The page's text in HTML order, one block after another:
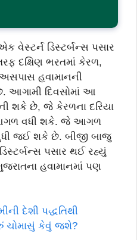
વેસ્ટર્ન ડિસ્ટર્બન્સ પસાર
દક્ષિણ ભરતમાં કેરળ,
હવામાનની
આગામી દિવસોમાં આ
શકે છે, જે કેરળના દરિયા
આગળ વધી શકે. જે આગળ
જઈ શકે છે. બીજી બાજુ
પસાર થઈ રહ્યું
હવામાનમાં પણ
દેશી પદ્ધતિથી
ચોમાસું કેવું જશે?